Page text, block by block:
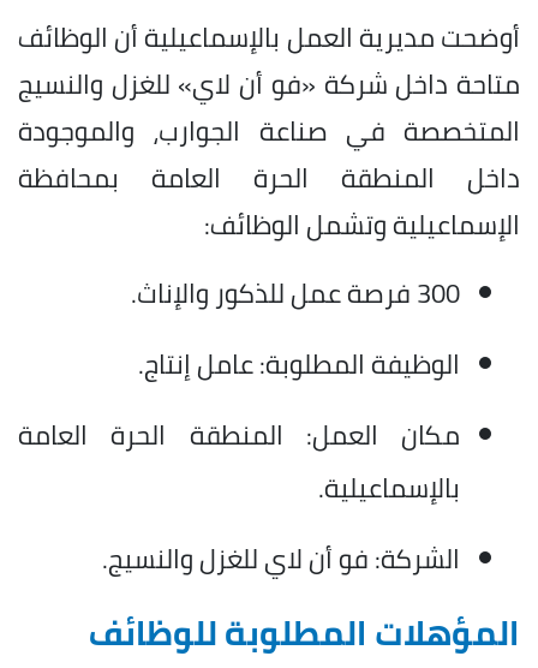
أوضحت مديرية العمل بالإسماعيلية أن الوظائف
متاحة داخل شركة «فو أن لاي» للغزل والنسيج
المتخصصة في صناعة الجوارب، والموجودة
داخل المنطقة الحرة العامة بمحافظة
الإسماعيلية وتشمل الوظائف:
300 فرصة عمل للذكور والإناث.
الوظيفة المطلوبة: عامل إنتاج.
مكان العمل: المنطقة الحرة العامة
بالإسماعيلية.
الشركة: فو أن لاي للغزل والنسيج.
المؤهلات المطلوبة للوظائف